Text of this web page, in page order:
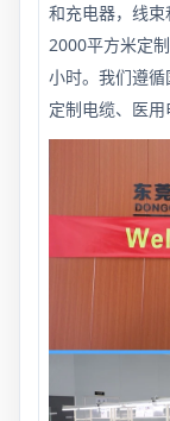
和充电器，线
2000平方米定
小时。我们遵
定制电缆、医用